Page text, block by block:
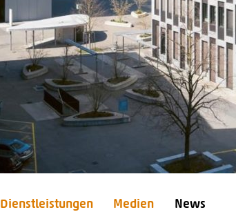
Dienstleistungen Medien News